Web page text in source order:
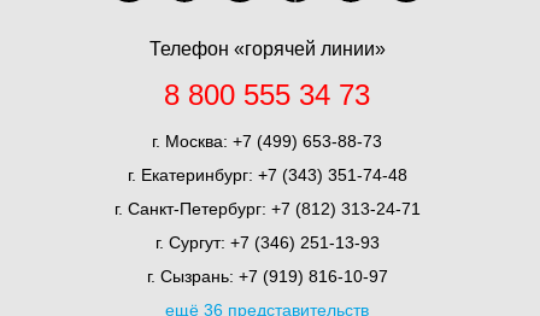
Телефон «горячей линии»
8 800 555 34 73
г. Москва: +7 (499) 653-88-73
г. Екатеринбург: +7 (343) 351-74-48
г. Санкт-Петербург: +7 (812) 313-24-71
г. Сургут: +7 (346) 251-13-93
г. Сызрань: +7 (919) 816-10-97
ещё 36 представительств